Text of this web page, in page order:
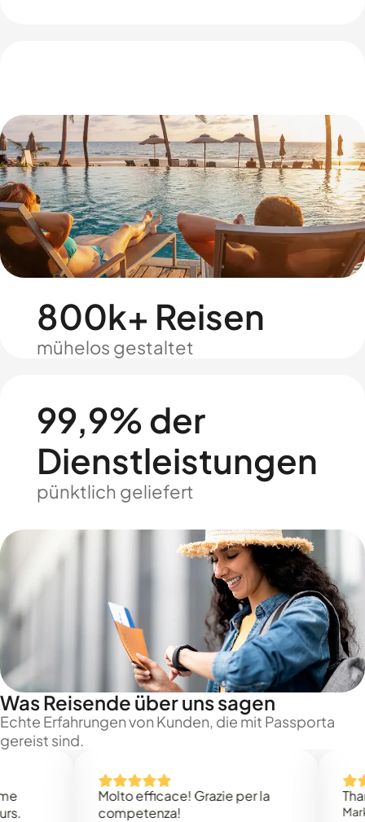
800k+ Reisen
mühelos gestaltet
99,9% der
Dienstleistungen
pünktlich geliefert
Was Reisende über uns sagen
Echte Erfahrungen von Kunden, die mit Passporta
gereist sind.
Molto efficace! Grazie per la
competenza!
Thank
Mark N.